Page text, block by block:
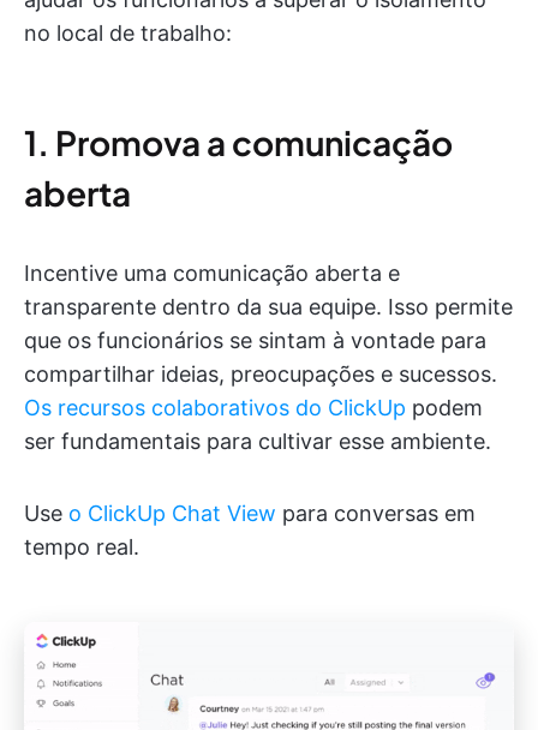
no local de trabalho:
1. Promova a comunicação
aberta
Incentive uma comunicação aberta e
transparente dentro da sua equipe. Isso permite
que os funcionários se sintam à vontade para
compartilhar ideias, preocupações e sucessos.
Os recursos colaborativos do ClickUp podem
ser fundamentais para cultivar esse ambiente.
Use o ClickUp Chat View para conversas em
tempo real.